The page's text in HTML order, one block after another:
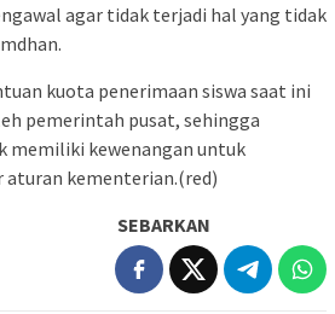
agar tidak terjadi hal yang tidak
kuota penerimaan siswa saat ini
pemerintah pusat, sehingga
memiliki kewenangan untuk
aturan kementerian.(red)
SEBARKAN